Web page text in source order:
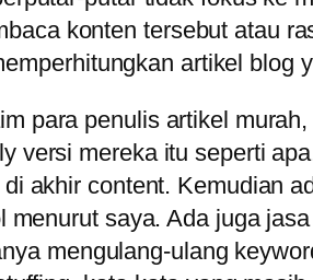
konten tersebut atau
artikel blog
para penulis artikel
versi mereka itu seperti
akhir content. Kemudian
saya. Ada juga
mengulang-ulang